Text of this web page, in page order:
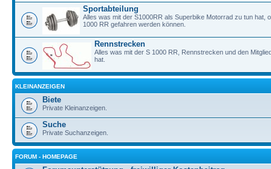
Sportabteilung
Alles was mit der S1000RR als Superbike Motorrad zu tun hat,
1000 RR gefahren werden können.
Rennstrecken
Alles was mit der S 1000 RR, Rennstrecken und den
hat.
KLEINANZEIGEN
Biete
Private Kleinanzeigen.
Suche
Private Suchanzeigen.
FORUM - HOMEPAGE